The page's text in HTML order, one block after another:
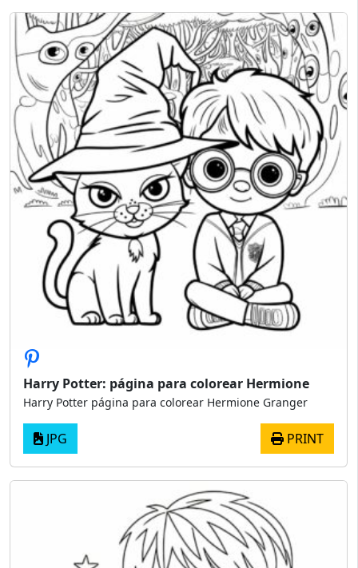
Harry Potter: página para colorear Hermione
Harry Potter página para colorear Hermione Granger
JPG PRINT